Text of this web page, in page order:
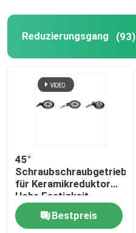
Reduzierungsgang (93)
45°
Schraubschraubgetriebe
für Keramikreduktor
Hohe Festigkeit
Langlebig
Bestpreis